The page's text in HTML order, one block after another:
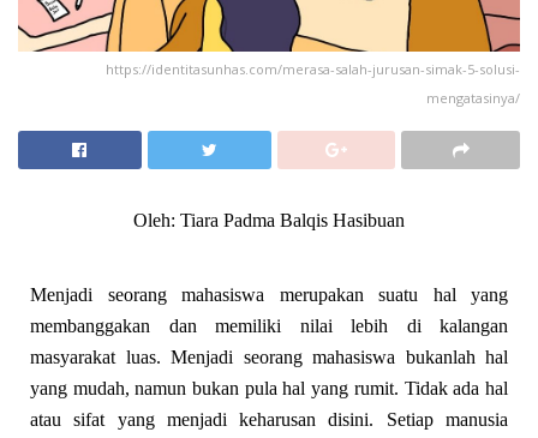
https://identitasunhas.com/merasa-salah-jurusan-simak-5-solusi-
mengatasinya/
Oleh: Tiara Padma Balqis Hasibuan
Menjadi seorang mahasiswa merupakan suatu hal yang
membanggakan dan memiliki nilai lebih di kalangan
masyarakat luas. Menjadi seorang mahasiswa bukanlah hal
yang mudah, namun bukan pula hal yang rumit. Tidak ada hal
atau sifat yang menjadi keharusan disini. Setiap manusia